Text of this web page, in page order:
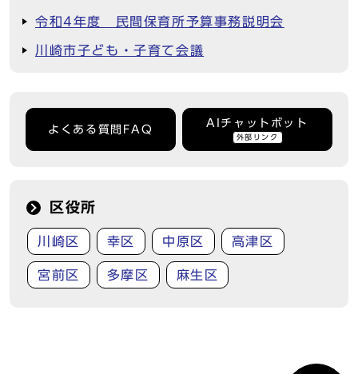
令和4年度 民間保育所予算事務説明会
川崎市子ども・子育て会議
よくある質問FAQ
AIチャットボット
外部リンク
区役所
川崎区 幸区 中原区 高津区
宮前区 多摩区 麻生区